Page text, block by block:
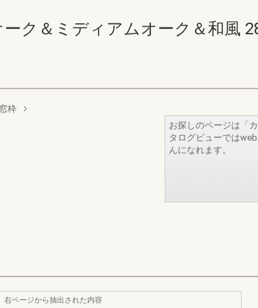
ク＆ミディアムオーク＆和風
枠
お探しのページは「
タログビューでは
んになれます。
右ページから抽出された内容